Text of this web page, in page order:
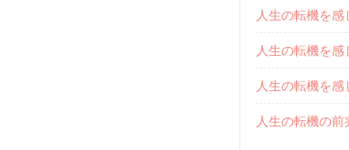
人生の転機を
人生の転機を
人生の転機を
人生の転機の